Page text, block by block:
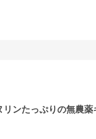
ンたっぷりの無農